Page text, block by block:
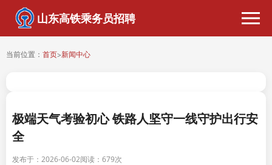
山东高铁乘务员招聘
当前位置： 首页>新闻中心
极端天气考验初心 铁路人坚守一线守护出行安
全
发布于：2026-06-02阅读： 679次